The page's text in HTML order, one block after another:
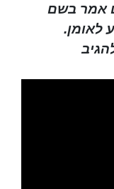
אמר בשם
לאומן.